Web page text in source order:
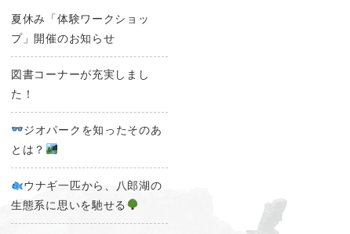
夏休み「体験ワークショッ
プ」開催のお知らせ
図書コーナーが充実しまし
た！
ジオパークを知ったそのあ
とは？
ウナギ一匹から、八郎湖の
生態系に思いを馳せる